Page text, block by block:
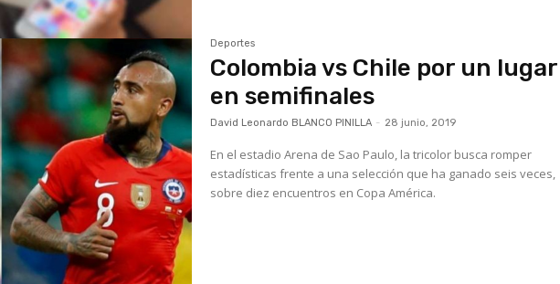
Deportes
Colombia vs Chile por un lugar
en semifinales
David Leonardo BLANCO PINILLA - 28 junio, 2019
En el estadio Arena de Sao Paulo, la tricolor busca romper
estadísticas frente a una selección que ha ganado seis veces,
sobre diez encuentros en Copa América.